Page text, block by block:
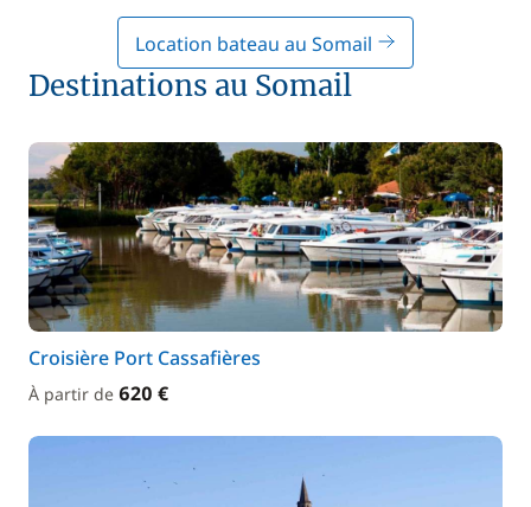
Location bateau au Somail
Destinations au Somail
Croisière Port Cassafières
À partir de 620 €